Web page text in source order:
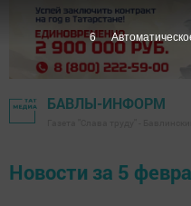
БАВЛЫ-ИНФОРМ
Новости за 5
6